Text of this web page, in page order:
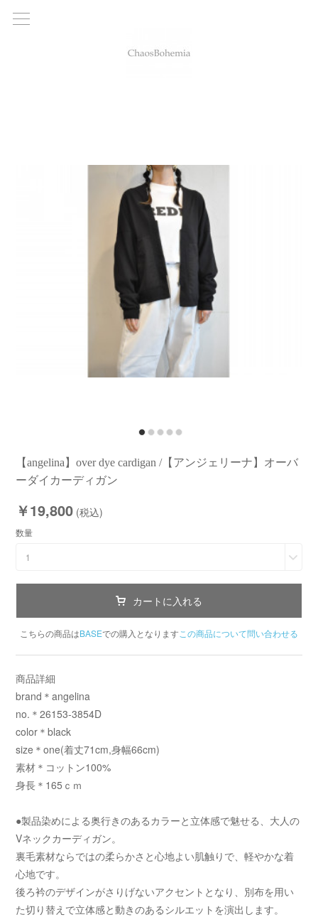
【angelina】over dye cardigan /【アンジェリーナ】オーバ
ーダイカーディガン
￥19,800 (税込)
数量
1
カートに入れる
こちらの商品はBASEでの購入となります この商品について問い合わせる
商品詳細
brand＊angelina
no.＊26153-3854D
color＊black
size＊one(着丈71cm,身幅66cm)
素材＊コットン100%
身長＊165ｃｍ
●製品染めによる奥行きのあるカラーと立体感で魅せる、大人の
Vネックカーディガン。
裏毛素材ならではの柔らかさと心地よい肌触りで、軽やかな着
心地です。
後ろ衿のデザインがさりげないアクセントとなり、別布を用い
た切り替えで立体感と動きのあるシルエットを演出します。